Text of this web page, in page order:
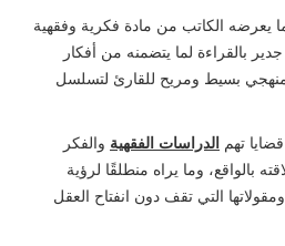
الكاتب من مادة فكرية وفقهية
بالقراءة لما يتضمنه من أفكار
بسيط ومريح للقارئ لتسلسل
تهم الدراسات الفقهية والفكر
بالواقع، وما يراه منطلقًا لرؤية
ومقولاتها التي تقف دون انفتاح العقل